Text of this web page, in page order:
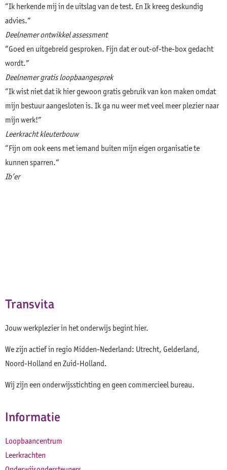
“Ik herkende mij in de uitslag van de test. En Ik kreeg deskundig
advies.”
Deelnemer ontwikkel assessment
“Goed en uitgebreid gesproken. Fijn dat er out-of-the-box gedacht
wordt.”
Deelnemer gratis loopbaangesprek
“Ik wist niet dat ik hier gewoon gratis gebruik van kon maken omdat
mijn bestuur aangesloten is. Ik ga nu weer met veel meer plezier naar
mijn werk!”
Leerkracht kleuterbouw
“Fijn om ook eens met iemand buiten mijn eigen organisatie te
kunnen sparren.”
Ib’er
Transvita
Jouw werkplezier in het onderwijs begint hier.
We zijn actief in regio Midden-Nederland: Utrecht, Gelderland,
Noord-Holland en Zuid-Holland.
Wij zijn een onderwijsstichting en geen commercieel bureau.
Informatie
Loopbaancentrum
Leerkrachten